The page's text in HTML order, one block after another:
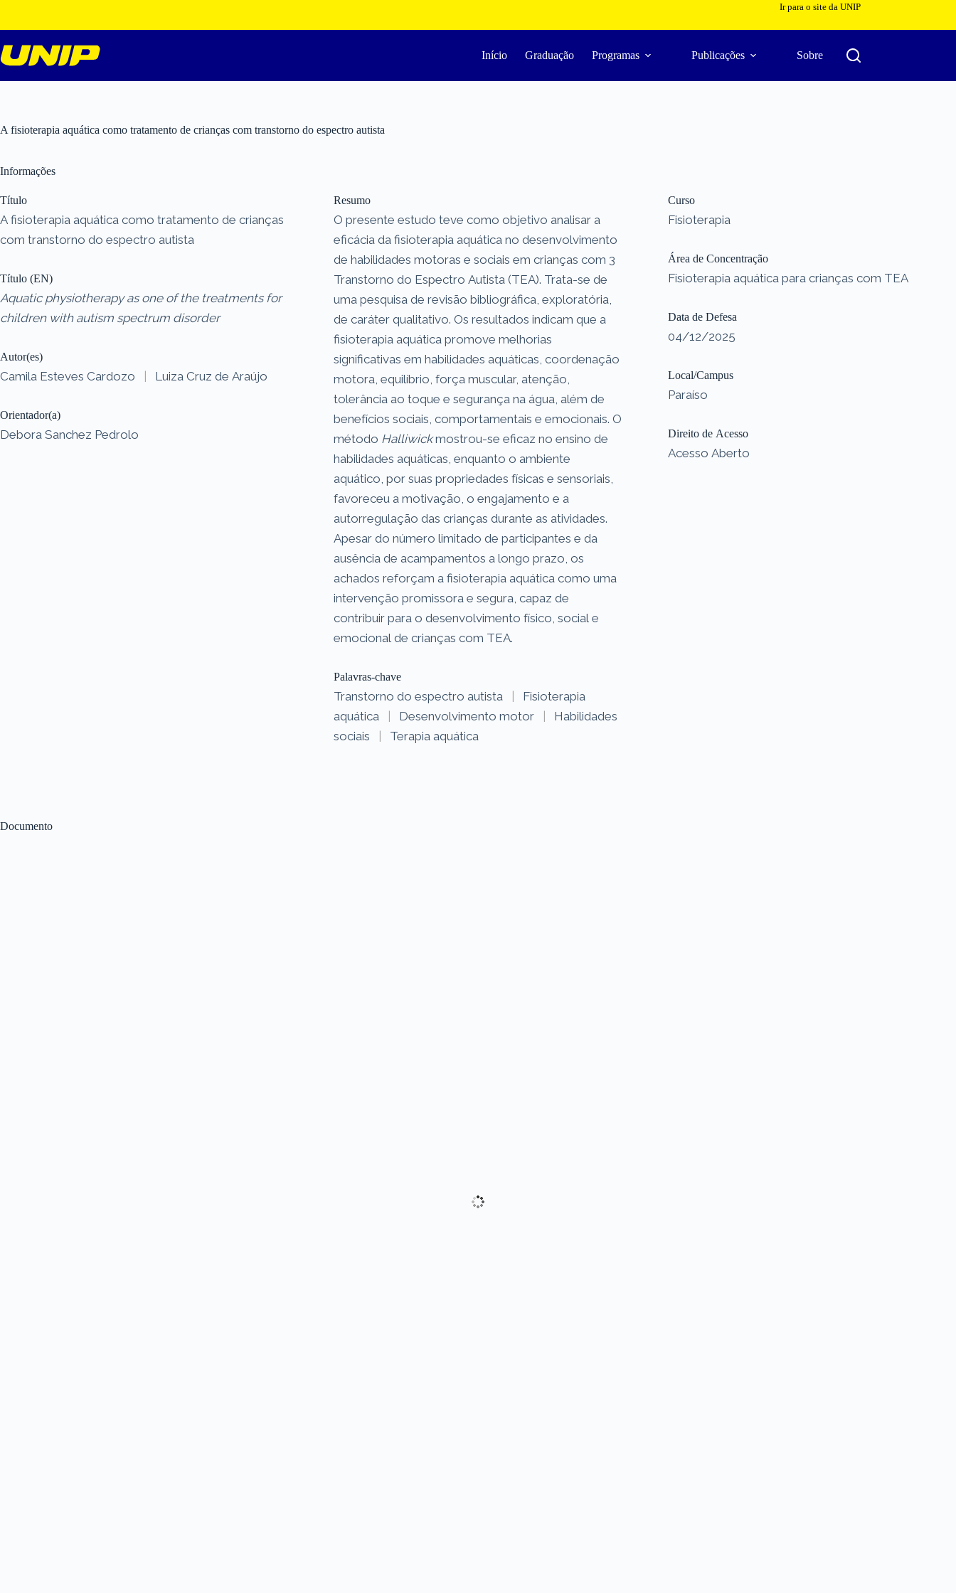
o
conteúdo
Ir para o site da UNIP
Início Graduação Programas Publicações Sobre
A fisioterapia aquática como tratamento de crianças com transtorno do espectro autista
Documento
Informações
Título
A fisioterapia aquática como tratamento de crianças
com transtorno do espectro autista
Título (EN)
Aquatic physiotherapy as one of the treatments for
children with autism spectrum disorder
Autor(es)
Camila Esteves Cardozo | Luiza Cruz de Araújo
Orientador(a)
Debora Sanchez Pedrolo
Resumo
O presente estudo teve como objetivo analisar a
eficácia da fisioterapia aquática no desenvolvimento
de habilidades motoras e sociais em crianças com 3
Transtorno do Espectro Autista (TEA). Trata-se de
uma pesquisa de revisão bibliográfica, exploratória,
de caráter qualitativo. Os resultados indicam que a
fisioterapia aquática promove melhorias
significativas em habilidades aquáticas, coordenação
motora, equilíbrio, força muscular, atenção,
tolerância ao toque e segurança na água, além de
benefícios sociais, comportamentais e emocionais. O
método Halliwickmostrou-se eficaz no ensino de
habilidades aquáticas, enquanto o ambiente
aquático, por suas propriedades físicas e sensoriais,
favoreceu a motivação, o engajamento e a
autorregulação das crianças durante as atividades.
Apesar do número limitado de participantes e da
ausência de acampamentos a longo prazo, os
achados reforçam a fisioterapia aquática como uma
intervenção promissora e segura, capaz de
contribuir para o desenvolvimento físico, social e
emocional de crianças com TEA.
Palavras-chave
Transtorno do espectro autista |
Fisioterapia
aquática
| Desenvolvimento motor |
Habilidades
sociais
| Terapia aquática
Curso
Fisioterapia
Área de Concentração
Fisioterapia aquática para crianças com TEA
Data de Defesa
04/12/2025
Local/Campus
Paraíso
Direito de Acesso
Acesso Aberto